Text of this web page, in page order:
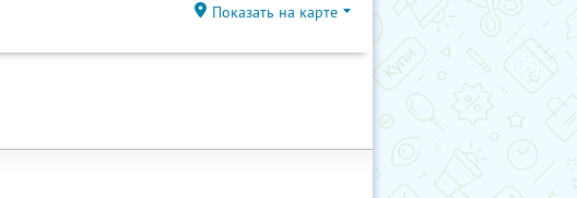
Показать на карте